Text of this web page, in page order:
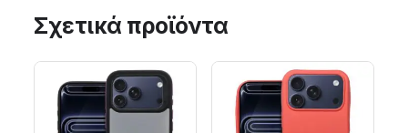
Σχετικά προϊόντα